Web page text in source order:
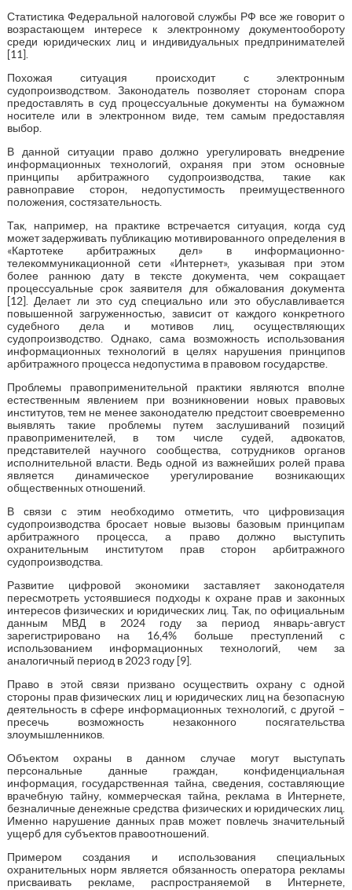
Статистика Федеральной налоговой службы РФ все же говорит о
возрастающем интересе к электронному документообороту
среди юридических лиц и индивидуальных предпринимателей
[11].
Похожая ситуация происходит с электронным
судопроизводством. Законодатель позволяет сторонам спора
предоставлять в суд процессуальные документы на бумажном
носителе или в электронном виде, тем самым предоставляя
выбор.
В данной ситуации право должно урегулировать внедрение
информационных технологий, охраняя при этом основные
принципы арбитражного судопроизводства, такие как
равноправие сторон, недопустимость преимущественного
положения, состязательность.
Так, например, на практике встречается ситуация, когда суд
может задерживать публикацию мотивированного определения в
«Картотеке арбитражных дел» в информационно-
телекоммуникационной сети «Интернет», указывая при этом
более раннюю дату в тексте документа, чем сокращает
процессуальные срок заявителя для обжалования документа
[12]. Делает ли это суд специально или это обуславливается
повышенной загруженностью, зависит от каждого конкретного
судебного дела и мотивов лиц, осуществляющих
судопроизводство. Однако, сама возможность использования
информационных технологий в целях нарушения принципов
арбитражного процесса недопустима в правовом государстве.
Проблемы правоприменительной практики являются вполне
естественным явлением при возникновении новых правовых
институтов, тем не менее законодателю предстоит своевременно
выявлять такие проблемы путем заслушиваний позиций
правоприменителей, в том числе судей, адвокатов,
представителей научного сообщества, сотрудников органов
исполнительной власти. Ведь одной из важнейших ролей права
является динамическое урегулирование возникающих
общественных отношений.
В связи с этим необходимо отметить, что цифровизация
судопроизводства бросает новые вызовы базовым принципам
арбитражного процесса, а право должно выступить
охранительным институтом прав сторон арбитражного
судопроизводства.
Развитие цифровой экономики заставляет законодателя
пересмотреть устоявшиеся подходы к охране прав и законных
интересов физических и юридических лиц. Так, по официальным
данным МВД в 2024 году за период январь-август
зарегистрировано на 16,4% больше преступлений с
использованием информационных технологий, чем за
аналогичный период в 2023 году [9].
Право в этой связи призвано осуществить охрану с одной
стороны прав физических лиц и юридических лиц на безопасную
деятельность в сфере информационных технологий, с другой –
пресечь возможность незаконного посягательства
злоумышленников.
Объектом охраны в данном случае могут выступать
персональные данные граждан, конфиденциальная
информация, государственная тайна, сведения, составляющие
врачебную тайну, коммерческая тайна, реклама в Интернете,
безналичные денежные средства физических и юридических лиц.
Именно нарушение данных прав может повлечь значительный
ущерб для субъектов правоотношений.
Примером создания и использования специальных
охранительных норм является обязанность оператора рекламы
присваивать рекламе, распространяемой в Интернете,